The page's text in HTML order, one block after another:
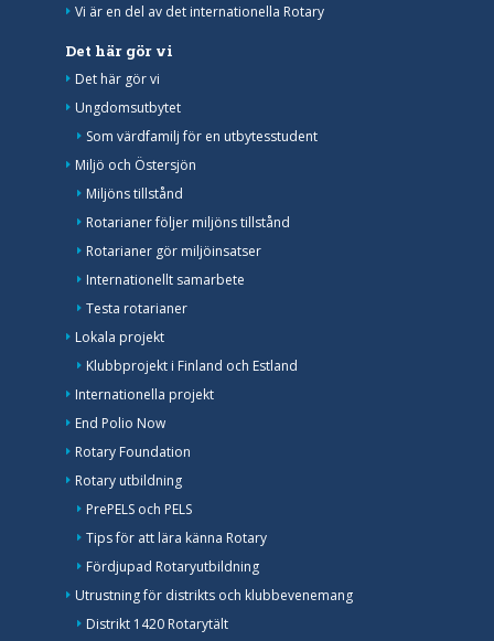
Vi är en del av det internationella Rotary
Det här gör vi
Det här gör vi
Ungdomsutbytet
Som värdfamilj för en utbytesstudent
Miljö och Östersjön
Miljöns tillstånd
Rotarianer följer miljöns tillstånd
Rotarianer gör miljöinsatser
Internationellt samarbete
Testa rotarianer
Lokala projekt
Klubbprojekt i Finland och Estland
Internationella projekt
End Polio Now
Rotary Foundation
Rotary utbildning
PrePELS och PELS
Tips för att lära känna Rotary
Fördjupad Rotaryutbildning
Utrustning för distrikts och klubbevenemang
Distrikt 1420 Rotarytält